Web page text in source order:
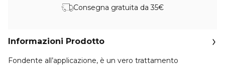
Consegna gratuita da 35€
Informazioni Prodotto
Fondente all’applicazione, è un vero trattamento